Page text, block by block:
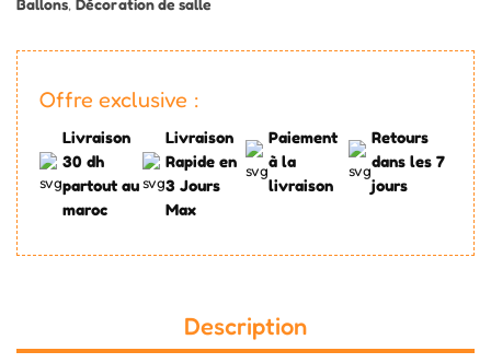
Ballons, Décoration de salle
Offre exclusive :
Livraison
30 dh
partout au
maroc
Livraison
Rapide en
3 Jours
Max
Paiement
à la
livraison
Retours
dans les 7
jours
Description